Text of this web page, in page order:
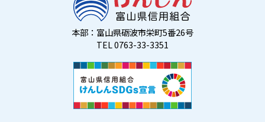
本部：富山県砺波市栄町5番26号
TEL 0763-33-3351